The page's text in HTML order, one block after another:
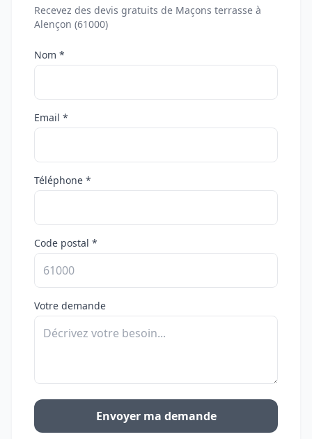
Recevez des devis gratuits de Maçons terrasse à
Alençon (61000)
Nom *
Email *
Téléphone *
Code postal *
Votre demande
Envoyer ma demande